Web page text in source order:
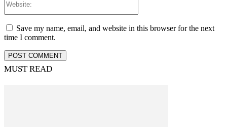
Save my name, email, and website in this browser for the next
time I comment.
MUST READ